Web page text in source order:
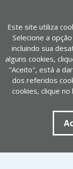
+ 34
Este site utiliza
Selecione a
incluindo sua
alguns cookies,
"Aceito", está a
dos referidos
cookies, clique no